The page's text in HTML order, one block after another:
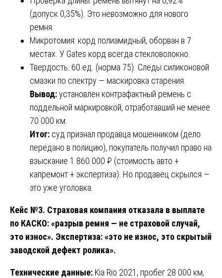
(допуск 0,35%). Это невозможно для нового
ремня.
Микротомия: корд полиамидный, оборван в 7
местах. У Gates корд всегда стекловолокно.
Твердость: 60 ед. (норма 75). Следы силиконовой
смазки по спектру — маскировка старения.
Вывод:установлен контрафактный ремень с
поддельной маркировкой, отработавший не менее
70 000 км.
Итог: суд признал продавца мошенником (дело
передано в полицию), покупатель получил право на
взыскание 1 860 000 ₽ (стоимость авто +
капремонт + экспертиза). Но продавец скрылся —
это уже уголовка.
Кейс №3. Страховая компания отказала в выплате
по КАСКО: «разрыв ремня — не страховой случай,
это износ». Экспертиза: «это не износ, это скрытый
заводской дефект ролика».
Технические данные: Kia Rio 2021, пробег 28 000 км,